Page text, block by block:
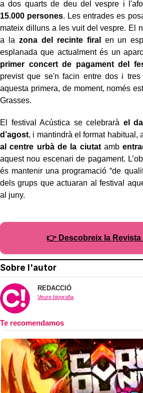
a dos quarts de deu del vespre i
15.000 persones. Les entrades es
mateix dilluns a les vuit del vespre. El
a la zona del recinte firal
en un
esplanada que actualment és un
primer concert de pagament del
previst que se'n facin entre dos i
aquesta primera, de moment, només
Grasses.
El festival Acústica se celebrarà el
d’agost, i mantindrà el format habitual,
al centre urbà de la ciutatamb
aquest nou escenari de pagament.
és mantenir una programació “de
dels grups que actuaran al festival
al juny.
👉 Descobreix la Revista
Sobre l'autor
REDACCIÓ
Veure biografia